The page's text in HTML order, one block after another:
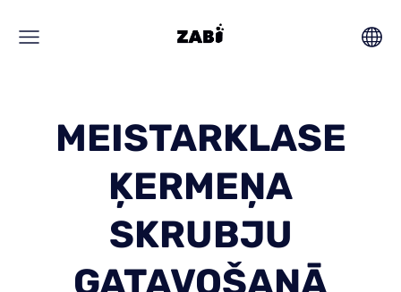
MEISTARKLASE
ĶERMEŅA
SKRUBJU
GATAVOŠANĀ